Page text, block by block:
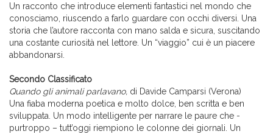
Un racconto che introduce elementi fantastici nel mondo che
conosciamo, riuscendo a farlo guardare con occhi diversi. Una
storia che l’autore racconta con mano salda e sicura, suscitando
una costante curiosità nel lettore. Un “viaggio” cui è un piacere
abbandonarsi.
Secondo Classificato
Quando gli animali parlavano, di Davide Camparsi (Verona)
Una fiaba moderna poetica e molto dolce, ben scritta e ben
sviluppata. Un modo intelligente per narrare le paure che -
purtroppo – tutt’oggi riempiono le colonne dei giornali. Un